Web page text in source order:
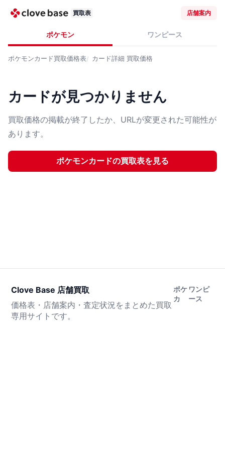
買取表 店舗案内
ポケモン ワンピース
ポケモンカード買取価格表 カード詳細 買取価格
カードが見つかりません
買取価格の掲載が終了したか、URLが変更された可能性が
あります。
ポケモンカードの買取表を見る
Clove Base 店舗買取
価格表・店舗案内・査定状況をまとめた買取
専用サイトです。
ポケ
カ
ワンピ
ース